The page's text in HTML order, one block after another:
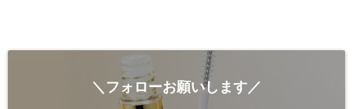
＼フォローお願いします／